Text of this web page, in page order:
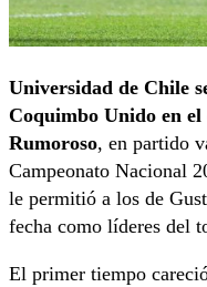
Universidad de Chile
Coquimbo Unido en el
Rumoroso, en partido
Campeonato Nacional
le permitió a los de
fecha como líderes del
El primer tiempo